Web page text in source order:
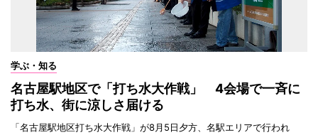
学ぶ・知る
名古屋駅地区で「打ち水大作戦」 4会場で一斉に
打ち水、街に涼しさ届ける
「名古屋駅地区打ち水大作戦」が8月5日夕方、名駅エリアで行われ